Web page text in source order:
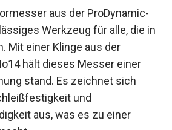
aus der ProDynamic-
Werkzeug für alle, die in
Mit einer Klinge aus der
hält dieses Messer einer
stand. Es zeichnet sich
und
aus, was es zu einer